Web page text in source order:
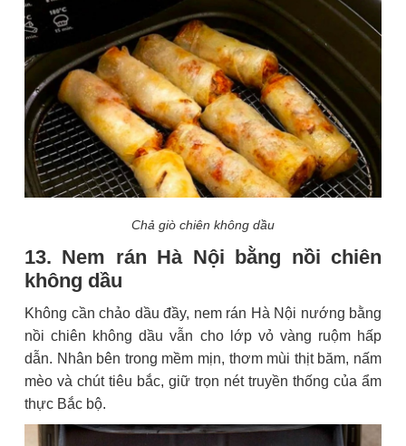
Chả giò chiên không dầu
13. Nem rán Hà Nội bằng nồi chiên
không dầu
Không cần chảo dầu đầy, nem rán Hà Nội nướng bằng
nồi chiên không dầu vẫn cho lớp vỏ vàng ruộm hấp
dẫn. Nhân bên trong mềm mịn, thơm mùi thịt băm, nấm
mèo và chút tiêu bắc, giữ trọn nét truyền thống của ẩm
thực Bắc bộ.